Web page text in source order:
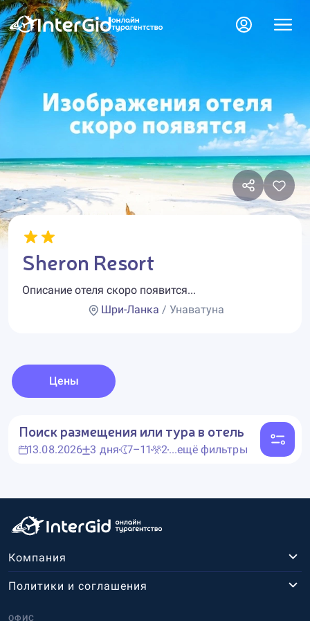
Sheron Resort
Описание отеля скоро появится...
Шри-Ланка / Унаватуна
Цены
Поиск размещения или тура в отель
13.08.2026 3 дня 7–11 2...ещё фильтры
Компания
ОФИС
Политики и соглашения